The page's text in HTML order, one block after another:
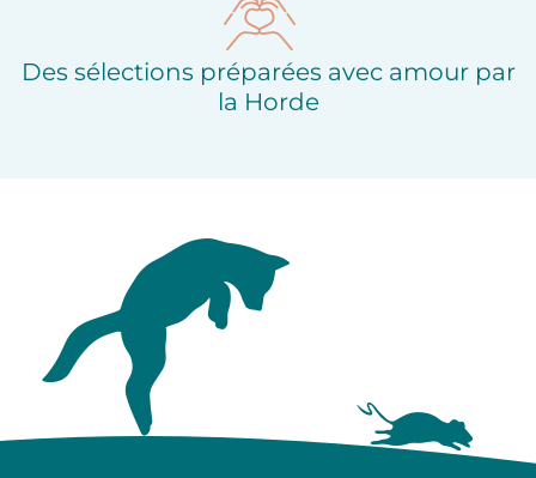
Des sélections préparées avec amour par
la Horde